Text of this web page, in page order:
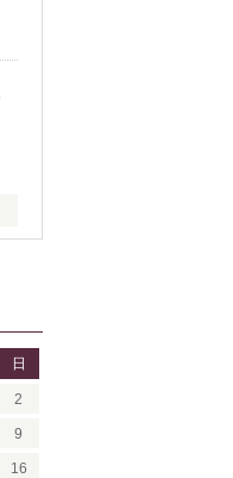
日
2
9
16